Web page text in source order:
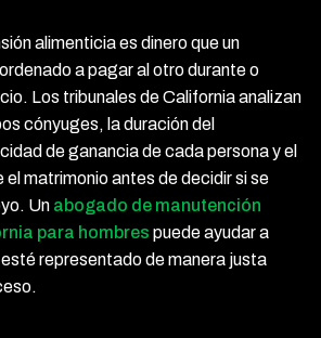
alimenticia es dinero que un
a pagar al otro durante o
Los tribunales de California analizan
cónyuges, la duración del
de ganancia de cada persona y el
el matrimonio antes de decidir si se
Un abogado de manutención
para hombres puede ayudar a
representado de manera justa